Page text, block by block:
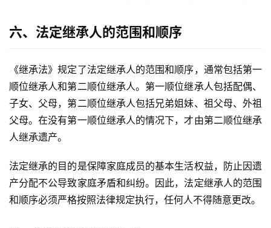
六、法定继承人的范围和顺序
《继承法》规定了法定继承人的范围和顺序，通常包括第一
顺位继承人和第二顺位继承人。第一顺位继承人包括配偶、
子女、父母，第二顺位继承人包括兄弟姐妹、祖父母、外祖
父母。在没有第一顺位继承人的情况下，才由第二顺位继承
人继承遗产。
法定继承的目的是保障家庭成员的基本生活权益，防止因遗
产分配不公导致家庭矛盾和纠纷。因此，法定继承人的范围
和顺序必须严格按照法律规定执行，任何人不得随意更改。